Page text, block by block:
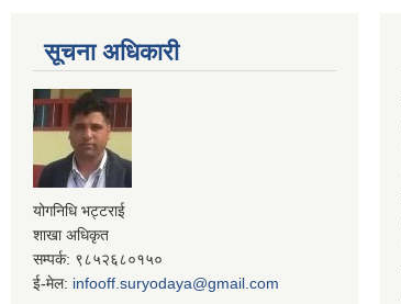
सूचना अधिकारी
योगनिधि भट्टराई
शाखा अधिकृत
सम्पर्क: ९८५२६८०१५०
ई-मेल: infooff.suryodaya@gmail.com